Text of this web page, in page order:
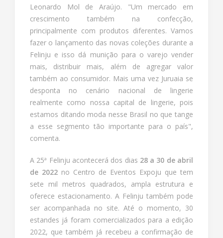
Leonardo Mol de Araújo. "Um mercado em
crescimento também na confecção,
principalmente com produtos diferentes. Vamos
fazer o lançamento das novas coleções durante a
Felinju e isso dá munição para o varejo vender
mais, distribuir mais, além de agregar valor
também ao consumidor. Mais uma vez Juruaia se
desponta no cenário nacional de lingerie
realmente como nossa capital de lingerie, pois
estamos ditando moda nesse Brasil no que tange
a esse segmento tão importante para o país",
comenta.
A 25ª Felinju acontecerá dos dias 28 a 30 de abril
de 2022 no Centro de Eventos Expoju que tem
sete mil metros quadrados, ampla estrutura e
oferece estacionamento. A Felinju também pode
ser acompanhada no site. Até o momento, 30
estandes já foram comercializados para a edição
2022, que também já recebeu a confirmação de